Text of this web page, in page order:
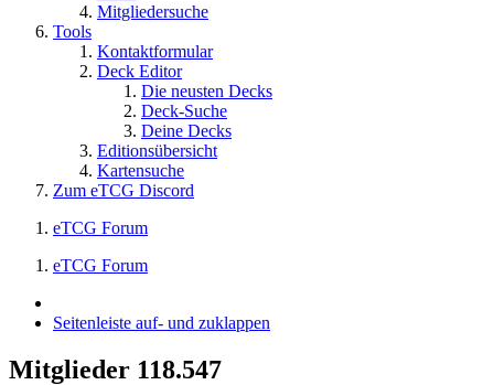
Mitgliedersuche
Tools
Kontaktformular
Deck Editor
Die neusten Decks
Deck-Suche
Deine Decks
Editionsübersicht
Kartensuche
Zum eTCG Discord
eTCG Forum
eTCG Forum
Seitenleiste auf- und zuklappen
Mitglieder 118.547